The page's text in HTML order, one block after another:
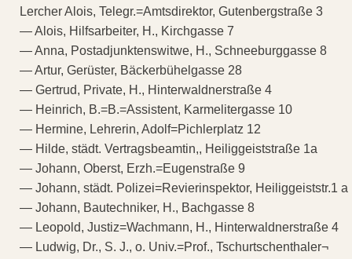
Lercher Alois, Telegr.=Amtsdirektor, Gutenbergstraße 3
— Alois, Hilfsarbeiter, H., Kirchgasse 7
— Anna, Postadjunktenswitwe, H., Schneeburggasse 8
— Artur, Gerüster, Bäckerbühelgasse 28
— Gertrud, Private, H., Hinterwaldnerstraße 4
— Heinrich, B.=B.=Assistent, Karmelitergasse 10
— Hermine, Lehrerin, Adolf=Pichlerplatz 12
— Hilde, städt. Vertragsbeamtin,, Heiliggeiststraße 1a
— Johann, Oberst, Erzh.=Eugenstraße 9
— Johann, städt. Polizei=Revierinspektor, Heiliggeiststr.1 a
— Johann, Bautechniker, H., Bachgasse 8
— Leopold, Justiz=Wachmann, H., Hinterwaldnerstraße 4
— Ludwig, Dr., S. J., o. Univ.=Prof., Tschurtschenthaler¬